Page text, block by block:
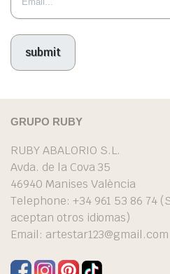
GRUPO RUBY
RUBY ABALORIO S.L.
Avda. de la Cova 35
46940 Manises València
Telephone: +34 961 53 86 74
aceptan otros idiomas)
Email: artestar123@gmail.com